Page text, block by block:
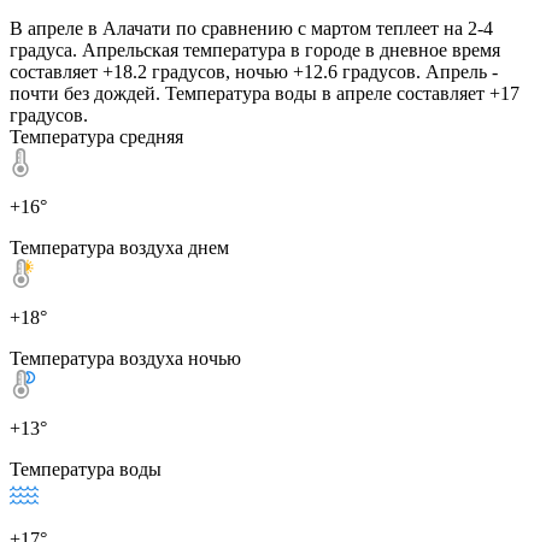
В апреле в Алачати по сравнению с мартом теплеет на 2-4
градуса. Апрельская температура в городе в дневное время
составляет +18.2 градусов, ночью +12.6 градусов. Апрель -
почти без дождей. Температура воды в апреле составляет +17
градусов.
Температура средняя
+16°
Температура воздуха днем
+18°
Температура воздуха ночью
+13°
Температура воды